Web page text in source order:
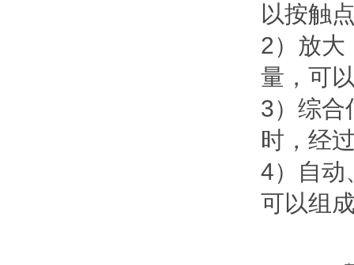
以按触
2）放大
量，可
3）综合
时，经
4）自动
可以组